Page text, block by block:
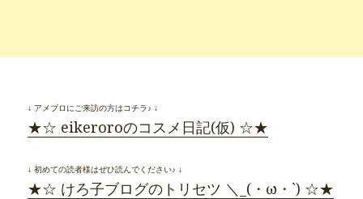
↓ アメブロにご来訪の方はコチラ♪ ↓
★☆ eikeroroのコスメ日記(仮) ☆★
↓ 初めての読者様はぜひ読んでください♪ ↓
★☆ けろ子ブログのトリセツ ＼_(・ω・`) ☆★